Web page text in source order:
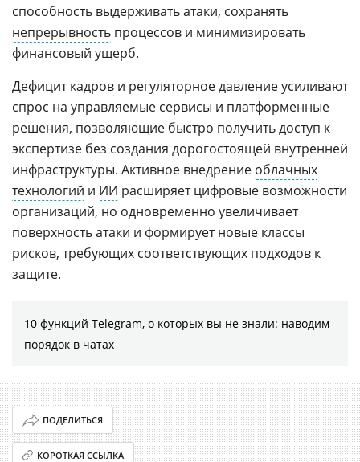
способность выдерживать атаки, сохранять
непрерывность процессов и минимизировать
финансовый ущерб.
Дефицит кадров и регуляторное давление усиливают
спрос на управляемые сервисы и платформенные
решения, позволяющие быстро получить доступ к
экспертизе без создания дорогостоящей внутренней
инфраструктуры. Активное внедрение облачных
технологий и ИИ расширяет цифровые возможности
организаций, но одновременно увеличивает
поверхность атаки и формирует новые классы
рисков, требующих соответствующих подходов к
защите.
10 функций Telegram, о которых вы не знали: наводим
порядок в чатах
ПОДЕЛИТЬСЯ
КОРОТКАЯ ССЫЛКА